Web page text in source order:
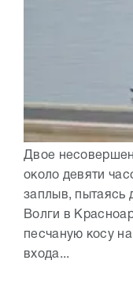
Двое
около девяти
заплыв, пытаясь
Волги в
песчаную косу
входа...